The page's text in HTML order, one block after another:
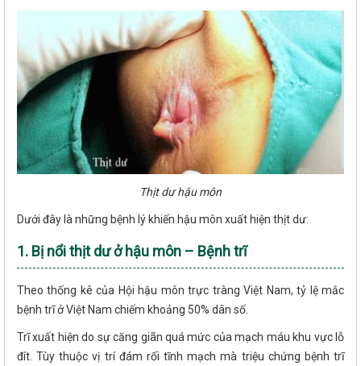
Thịt dư hậu môn
Dưới đây là những bệnh lý khiến hậu môn xuất hiện thịt dư:
1. Bị nổi thịt dư ở hậu môn – Bệnh trĩ
Theo thống kê của Hội hậu môn trực tràng Việt Nam, tỷ lệ mắc
bệnh trĩ ở Việt Nam chiếm khoảng 50% dân số.
Trĩ xuất hiện do sự căng giãn quá mức của mạch máu khu vực lỗ
đít. Tùy thuộc vị trí đám rối tĩnh mạch mà triệu chứng bệnh trĩ